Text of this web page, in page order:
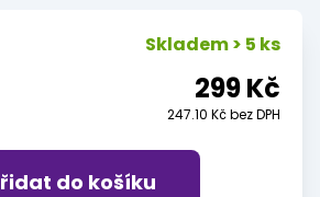
Skladem > 5 ks
299 Kč
247.10 Kč bez DPH
do košíku